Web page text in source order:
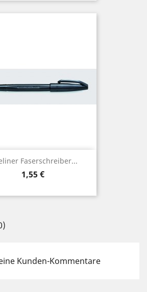
Faserschreiber...
Preis
1,55 €
Kunden-Kommentare